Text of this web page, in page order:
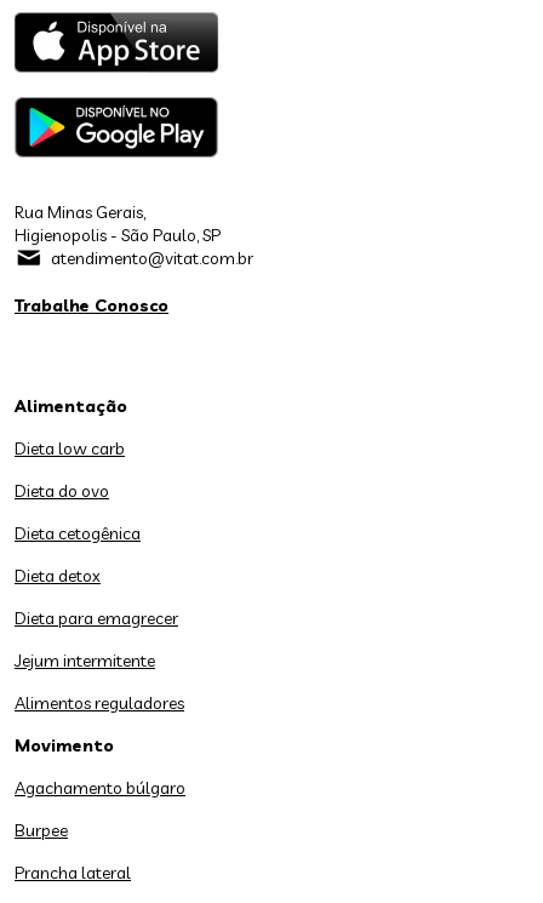
Rua Minas Gerais,
Higienopolis - São Paulo, SP
atendimento@vitat.com.br
Trabalhe Conosco
Alimentação
Dieta low carb
Dieta do ovo
Dieta cetogênica
Dieta detox
Dieta para emagrecer
Jejum intermitente
Alimentos reguladores
Movimento
Agachamento búlgaro
Burpee
Prancha lateral